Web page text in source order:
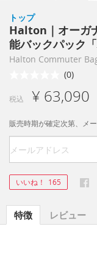
トップ
Halton｜オーガ
能バックパック「
Halton Commuter
(0)
税込 ¥ 63,090
販売時期が確定次第、メ
いいね！ 165
特徴 レビュー